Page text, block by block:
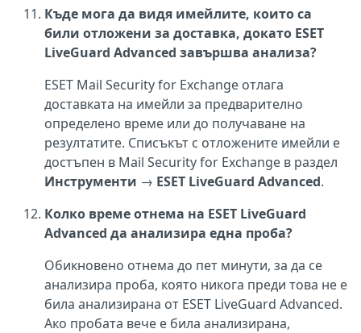
Къде мога да видя имейлите, които са
били отложени за доставка, докато ESET
LiveGuard Advanced завършва анализа?
ESET Mail Security for Exchange отлага
доставката на имейли за предварително
определено време или до получаване на
резултатите. Списъкът с отложените имейли е
достъпен в Mail Security for Exchange в раздел
Инструменти → ESET LiveGuard Advanced.
Колко време отнема на ESET LiveGuard
Advanced да анализира една проба?
Обикновено отнема до пет минути, за да се
анализира проба, която никога преди това не е
била анализирана от ESET LiveGuard Advanced.
Ако пробата вече е била анализирана,